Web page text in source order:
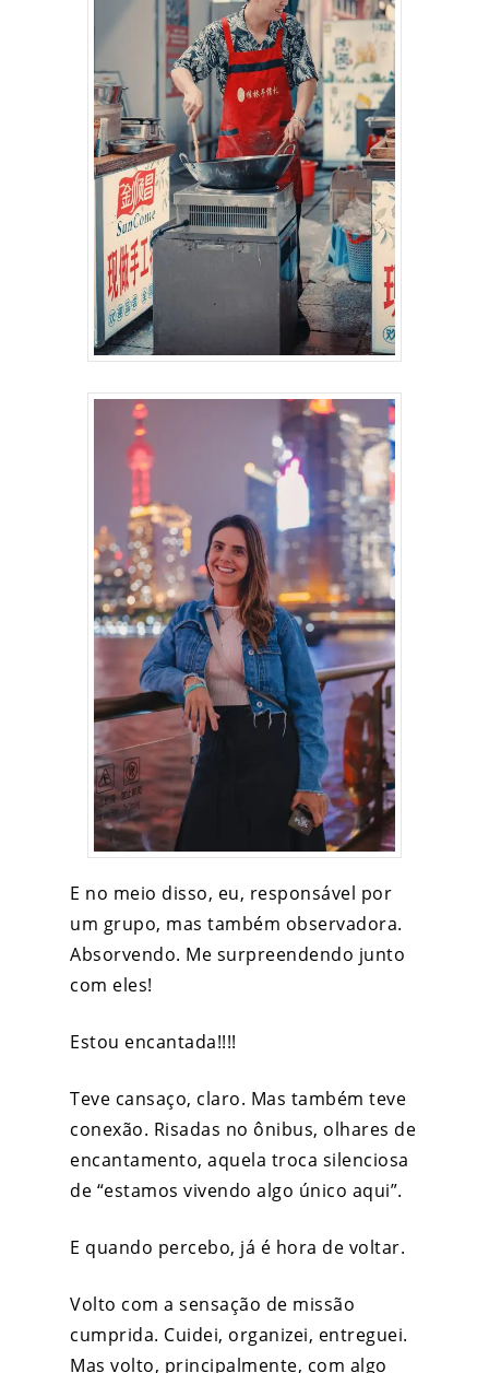
E no meio disso, eu, responsável por
um grupo, mas também observadora.
Absorvendo. Me surpreendendo junto
com eles!
Estou encantada!!!!
Teve cansaço, claro. Mas também teve
conexão. Risadas no ônibus, olhares de
encantamento, aquela troca silenciosa
de “estamos vivendo algo único aqui”.
E quando percebo, já é hora de voltar.
Volto com a sensação de missão
cumprida. Cuidei, organizei, entreguei.
Mas volto, principalmente, com algo